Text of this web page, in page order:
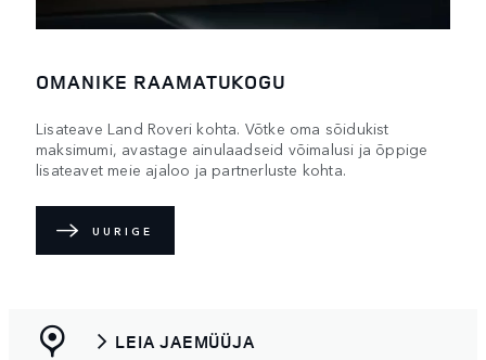
OMANIKE RAAMATUKOGU
Lisateave Land Roveri kohta. Võtke oma sõidukist
maksimumi, avastage ainulaadseid võimalusi ja õppige
lisateavet meie ajaloo ja partnerluste kohta.
UURIGE
LEIA JAEMÜÜJA